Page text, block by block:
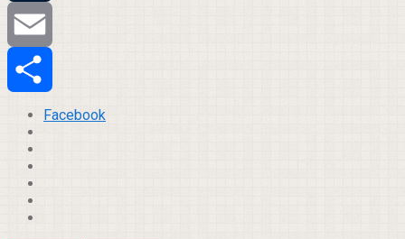
Tumblr
Email
Compartilhar
Facebook